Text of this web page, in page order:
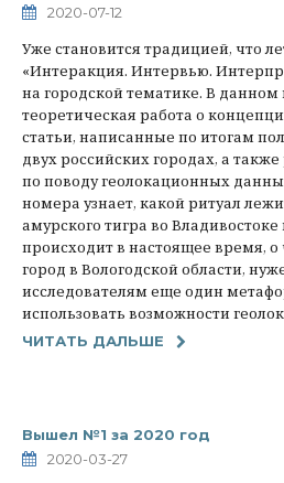
2020-07-12
Уже становится традицией, что
«Интеракция. Интервью.
на городской тематике. В
теоретическая работа о
статьи, написанные по итогам
двух российских городах, а
по поводу геолокационных
номера узнает, какой ритуал
амурского тигра во
происходит в настоящее время,
город в Вологодской области,
исследователям еще один
использовать возможности
ЧИТАТЬ ДАЛЬШЕ
Вышел №1 за 2020 год
2020-03-27